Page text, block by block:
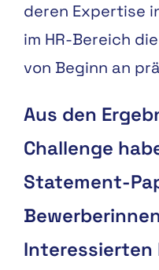
deren Expertise
im HR-Bereich
von Beginn an
Aus den
Challenge
Statement-
Interessierten